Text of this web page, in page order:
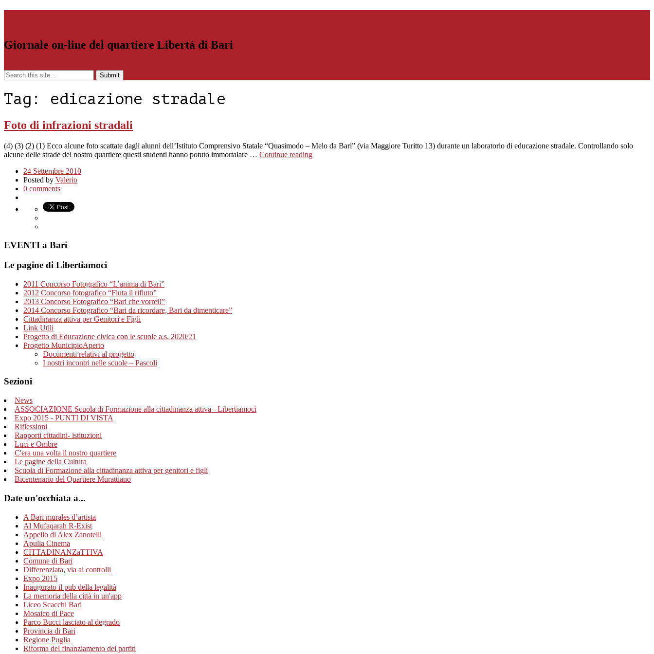
Giornale on-line del quartiere Libertà di Bari
Tag: edicazione stradale
Foto di infrazioni stradali
(4) (3) (2) (1) Ecco alcune foto scattate dagli alunni dell’Istituto Comprensivo Statale “Quasimodo – Melo da Bari” (via Maggiore Turitto 13) durante un laboratorio di educazione stradale. Controllando solo
alcune delle strade del nostro quartiere questi studenti hanno potuto immortalare … Continue reading
24 Settembre 2010
Posted by Valerio
0 comments
EVENTI a Bari
Le pagine di Libertiamoci
2011 Concorso Fotografico “L’anima di Bari”
2012 Concorso fotografico “Fiuta il rifiuto”
2013 Concorso Fotografico “Bari che vorrei!”
2014 Concorso Fotografico “Bari da ricordare, Bari da dimenticare”
Cittadinanza attiva per Genitori e Figli
Link Utili
Progetto di Educazione civica con le scuole a.s. 2020/21
Progetto MunicipioAperto
Documenti relativi al progetto
I nostri incontri nelle scuole – Pascoli
Sezioni
News
ASSOCIAZIONE Scuola di Formazione alla cittadinanza attiva - Libertiamoci
Expo 2015 - PUNTI DI VISTA
Riflessioni
Rapporti cittadini- istituzioni
Luci e Ombre
C'era una volta il nostro quartiere
Le pagine della Cultura
Scuola di Formazione alla cittadinanza attiva per genitori e figli
Bicentenario del Quartiere Murattiano
Date un'occhiata a...
A Bari murales d’artista
Al Mufaqarah R-Exist
Appello di Alex Zanotelli
Apulia Cinema
CITTADINANZaTTIVA
Comune di Bari
Differenziata, via ai controlli
Expo 2015
Inaugurato il pub della legalità
La memoria della città in un'app
Liceo Scacchi Bari
Mosaico di Pace
Parco Bucci lasciato al degrado
Provincia di Bari
Regione Puglia
Riforma del finanziamento dei partiti